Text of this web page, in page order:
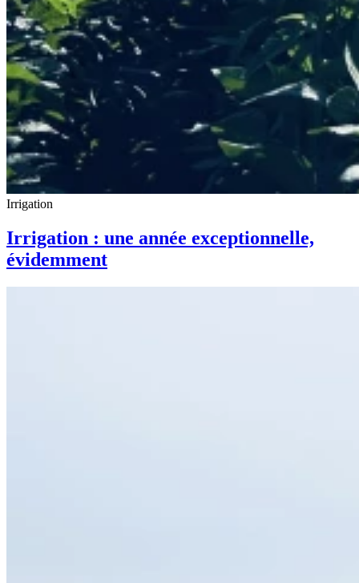
Irrigation
Irrigation : une année exceptionnelle,
évidemment